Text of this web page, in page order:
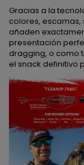
Gracias a la
colores, escamas,
añaden
presentación
dragging, o como
el snack definitivo